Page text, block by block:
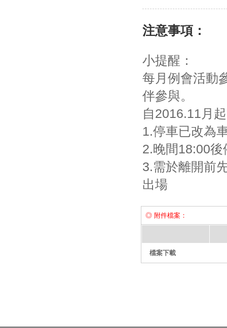
注意事項：
小提醒：
每月例會活動
伴參與。
自2016.11月
1.停車已改為
2.晚間18:00
3.需於離開前
出場
◎ 附件檔案：
檔案下載